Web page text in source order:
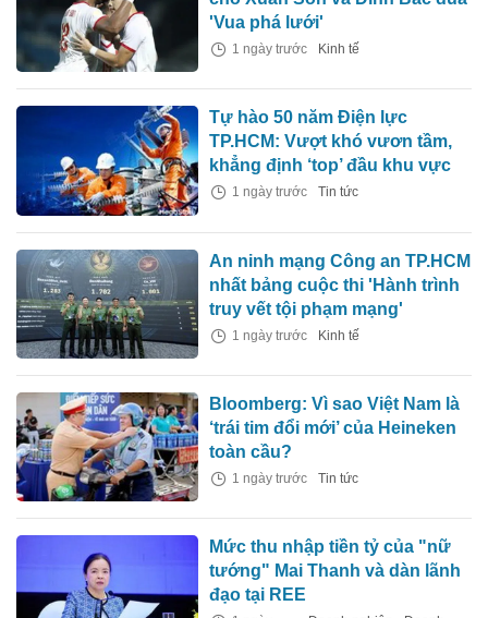
'Vua phá lưới'
1 ngày trước Kinh tế
Tự hào 50 năm Điện lực
TP.HCM: Vượt khó vươn tầm,
khẳng định ‘top’ đầu khu vực
1 ngày trước Tin tức
An ninh mạng Công an TP.HCM
nhất bảng cuộc thi 'Hành trình
truy vết tội phạm mạng'
1 ngày trước Kinh tế
Bloomberg: Vì sao Việt Nam là
‘trái tim đổi mới’ của Heineken
toàn cầu?
1 ngày trước Tin tức
Mức thu nhập tiền tỷ của "nữ
tướng" Mai Thanh và dàn lãnh
đạo tại REE